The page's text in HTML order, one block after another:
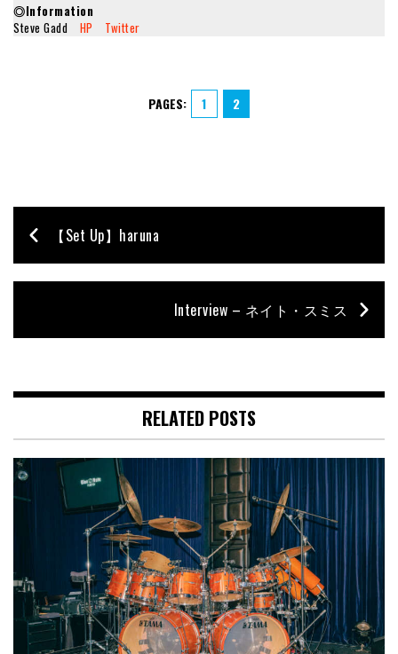
◎Information
Steve Gadd HP Twitter
PAGES: 1 2
【Set Up】haruna
Interview – ネイト・スミス
RELATED POSTS